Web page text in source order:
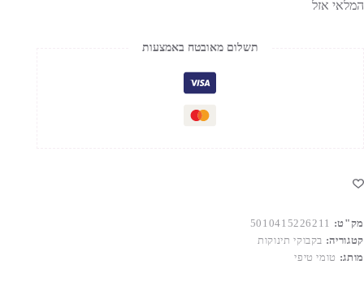
המלאי אזל
תשלום מאובטח באמצעות
מק"ט: 5010415226211
קטגוריה: בקבוקי תינוקות
מותג: טומי טיפי